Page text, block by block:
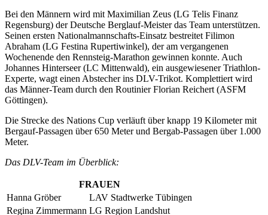
Bei den Männern wird mit Maximilian Zeus (LG Telis Finanz
Regensburg) der Deutsche Berglauf-Meister das Team unterstützen.
Seinen ersten Nationalmannschafts-Einsatz bestreitet Filimon
Abraham (LG Festina Rupertiwinkel), der am vergangenen
Wochenende den Rennsteig-Marathon gewinnen konnte. Auch
Johannes Hinterseer (LC Mittenwald), ein ausgewiesener Triathlon-
Experte, wagt einen Abstecher ins DLV-Trikot. Komplettiert wird
das Männer-Team durch den Routinier Florian Reichert (ASFM
Göttingen).
Die Strecke des Nations Cup verläuft über knapp 19 Kilometer mit
Bergauf-Passagen über 650 Meter und Bergab-Passagen über 1.000
Meter.
Das DLV-Team im Überblick:
FRAUEN
Hanna Gröber
LAV Stadtwerke Tübingen
Regina Zimmermann LG Region Landshut